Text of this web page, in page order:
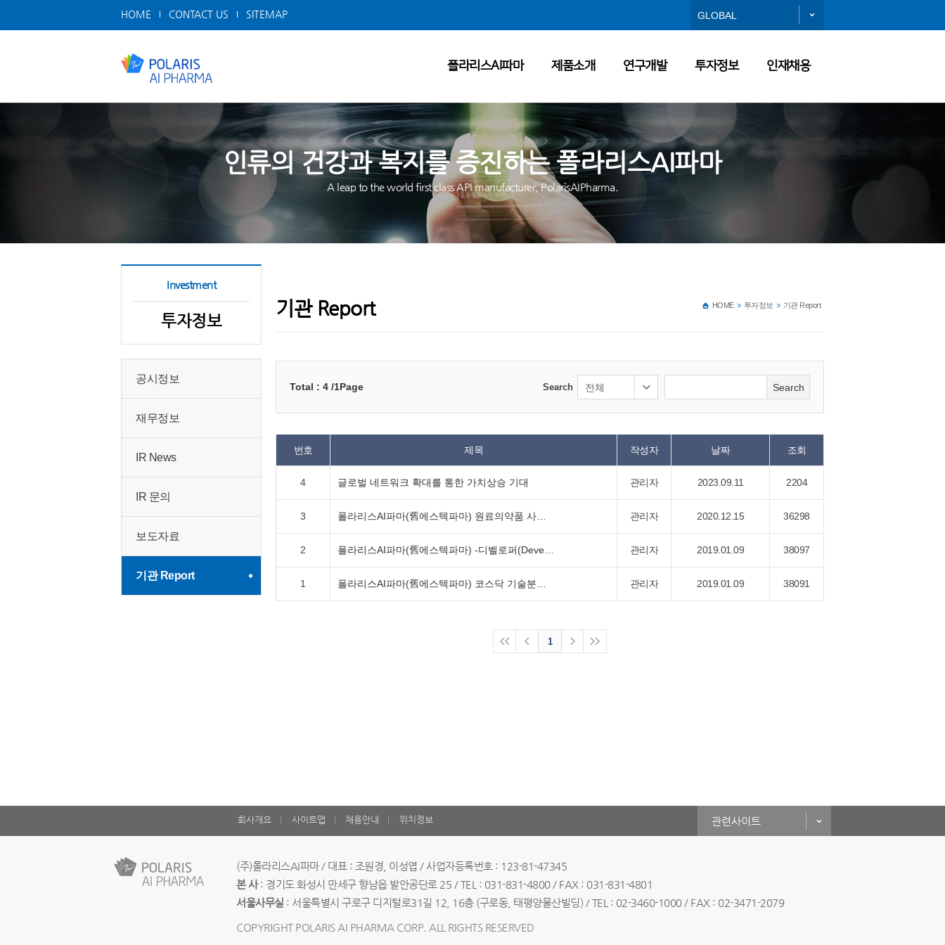
HOME CONTACT US SITEMAP GLOBAL
폴라리스AI파마 제품소개 연구개발 투자정보 인재채용
인류의 건강과 복지를 증진하는 폴라리스AI파마
A leap to the world first class API manufacturer, PolarisAIPharma.
Investment
투자정보
공시정보
재무정보
IR News
IR 문의
보도자료
기관 Report
기관 Report HOME 투자정보 기관 Report
Total : 4 /1Page Search Search
번호 제목 작성자 날짜 조회
4 글로벌 네트워크 확대를 통한 가치상승 기대 관리자 2023.09.11 2204
3 관리자 2020.12.15 36298
2 관리자 2019.01.09 38097
1 관리자 2019.01.09 38091
1
관련사이트
회사개요 사이트맵 채용안내 위치정보
(주)폴라리스AI파마 / 대표 : 조원경, 이성엽 / 사업자등록번호 : 123-81-47345
본 사: 경기도 화성시 만세구 향남읍 발안공단로 25 / TEL : 031-831-4800 / FAX : 031-831-4801
서울사무실 : 서울특별시 구로구 디지털로31길 12, 16층 (구로동, 태평양물산빌딩) / TEL : 02-3460-1000 / FAX : 02-3471-2079
COPYRIGHT POLARIS AI PHARMA CORP. ALL RIGHTS RESERVED